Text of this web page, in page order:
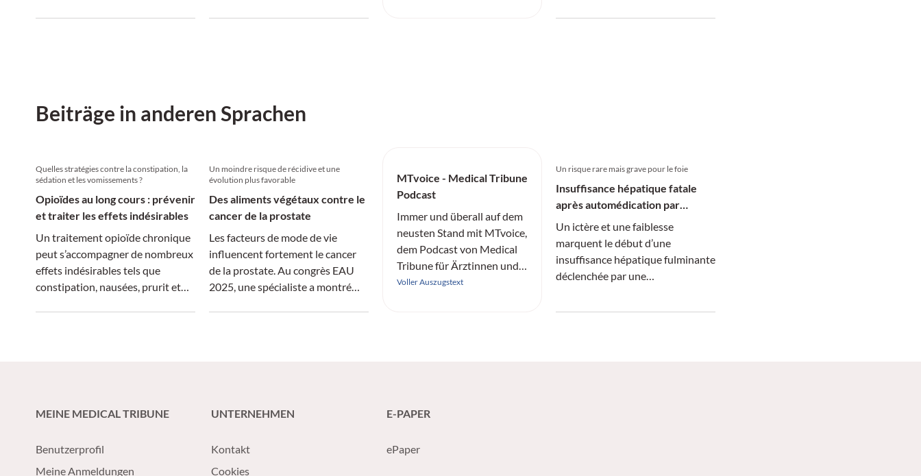
Beiträge in anderen Sprachen
Quelles stratégies contre la constipation, la
sédation et les vomissements ?
Opioïdes au long cours : prévenir
et traiter les effets indésirables
Un traitement opioïde chronique
peut s’accompagner de nombreux
effets indésirables tels que
constipation, nausées, prurit et
Un moindre risque de récidive et une
évolution plus favorable
Des aliments végétaux contre le
cancer de la prostate
Les facteurs de mode de vie
influencent fortement le cancer
de la prostate. Au congrès EAU
2025, une spécialiste a montré
MTvoice - Medical Tribune
Podcast
Immer und überall auf dem
neusten Stand mit MTvoice,
dem Podcast von Medical
Tribune für Ärztinnen und
Ärzte.
Voller Auszugstext
Un risque rare mais grave pour le foie
Insuffisance hépatique fatale
après automédication par
herbes chinoises
Un ictère et une faiblesse
marquent le début d’une
insuffisance hépatique fulminante
déclenchée par une
MEINE MEDICAL TRIBUNE
Benutzerprofil
Meine Anmeldungen
UNTERNEHMEN
Kontakt
Cookies
E-PAPER
ePaper